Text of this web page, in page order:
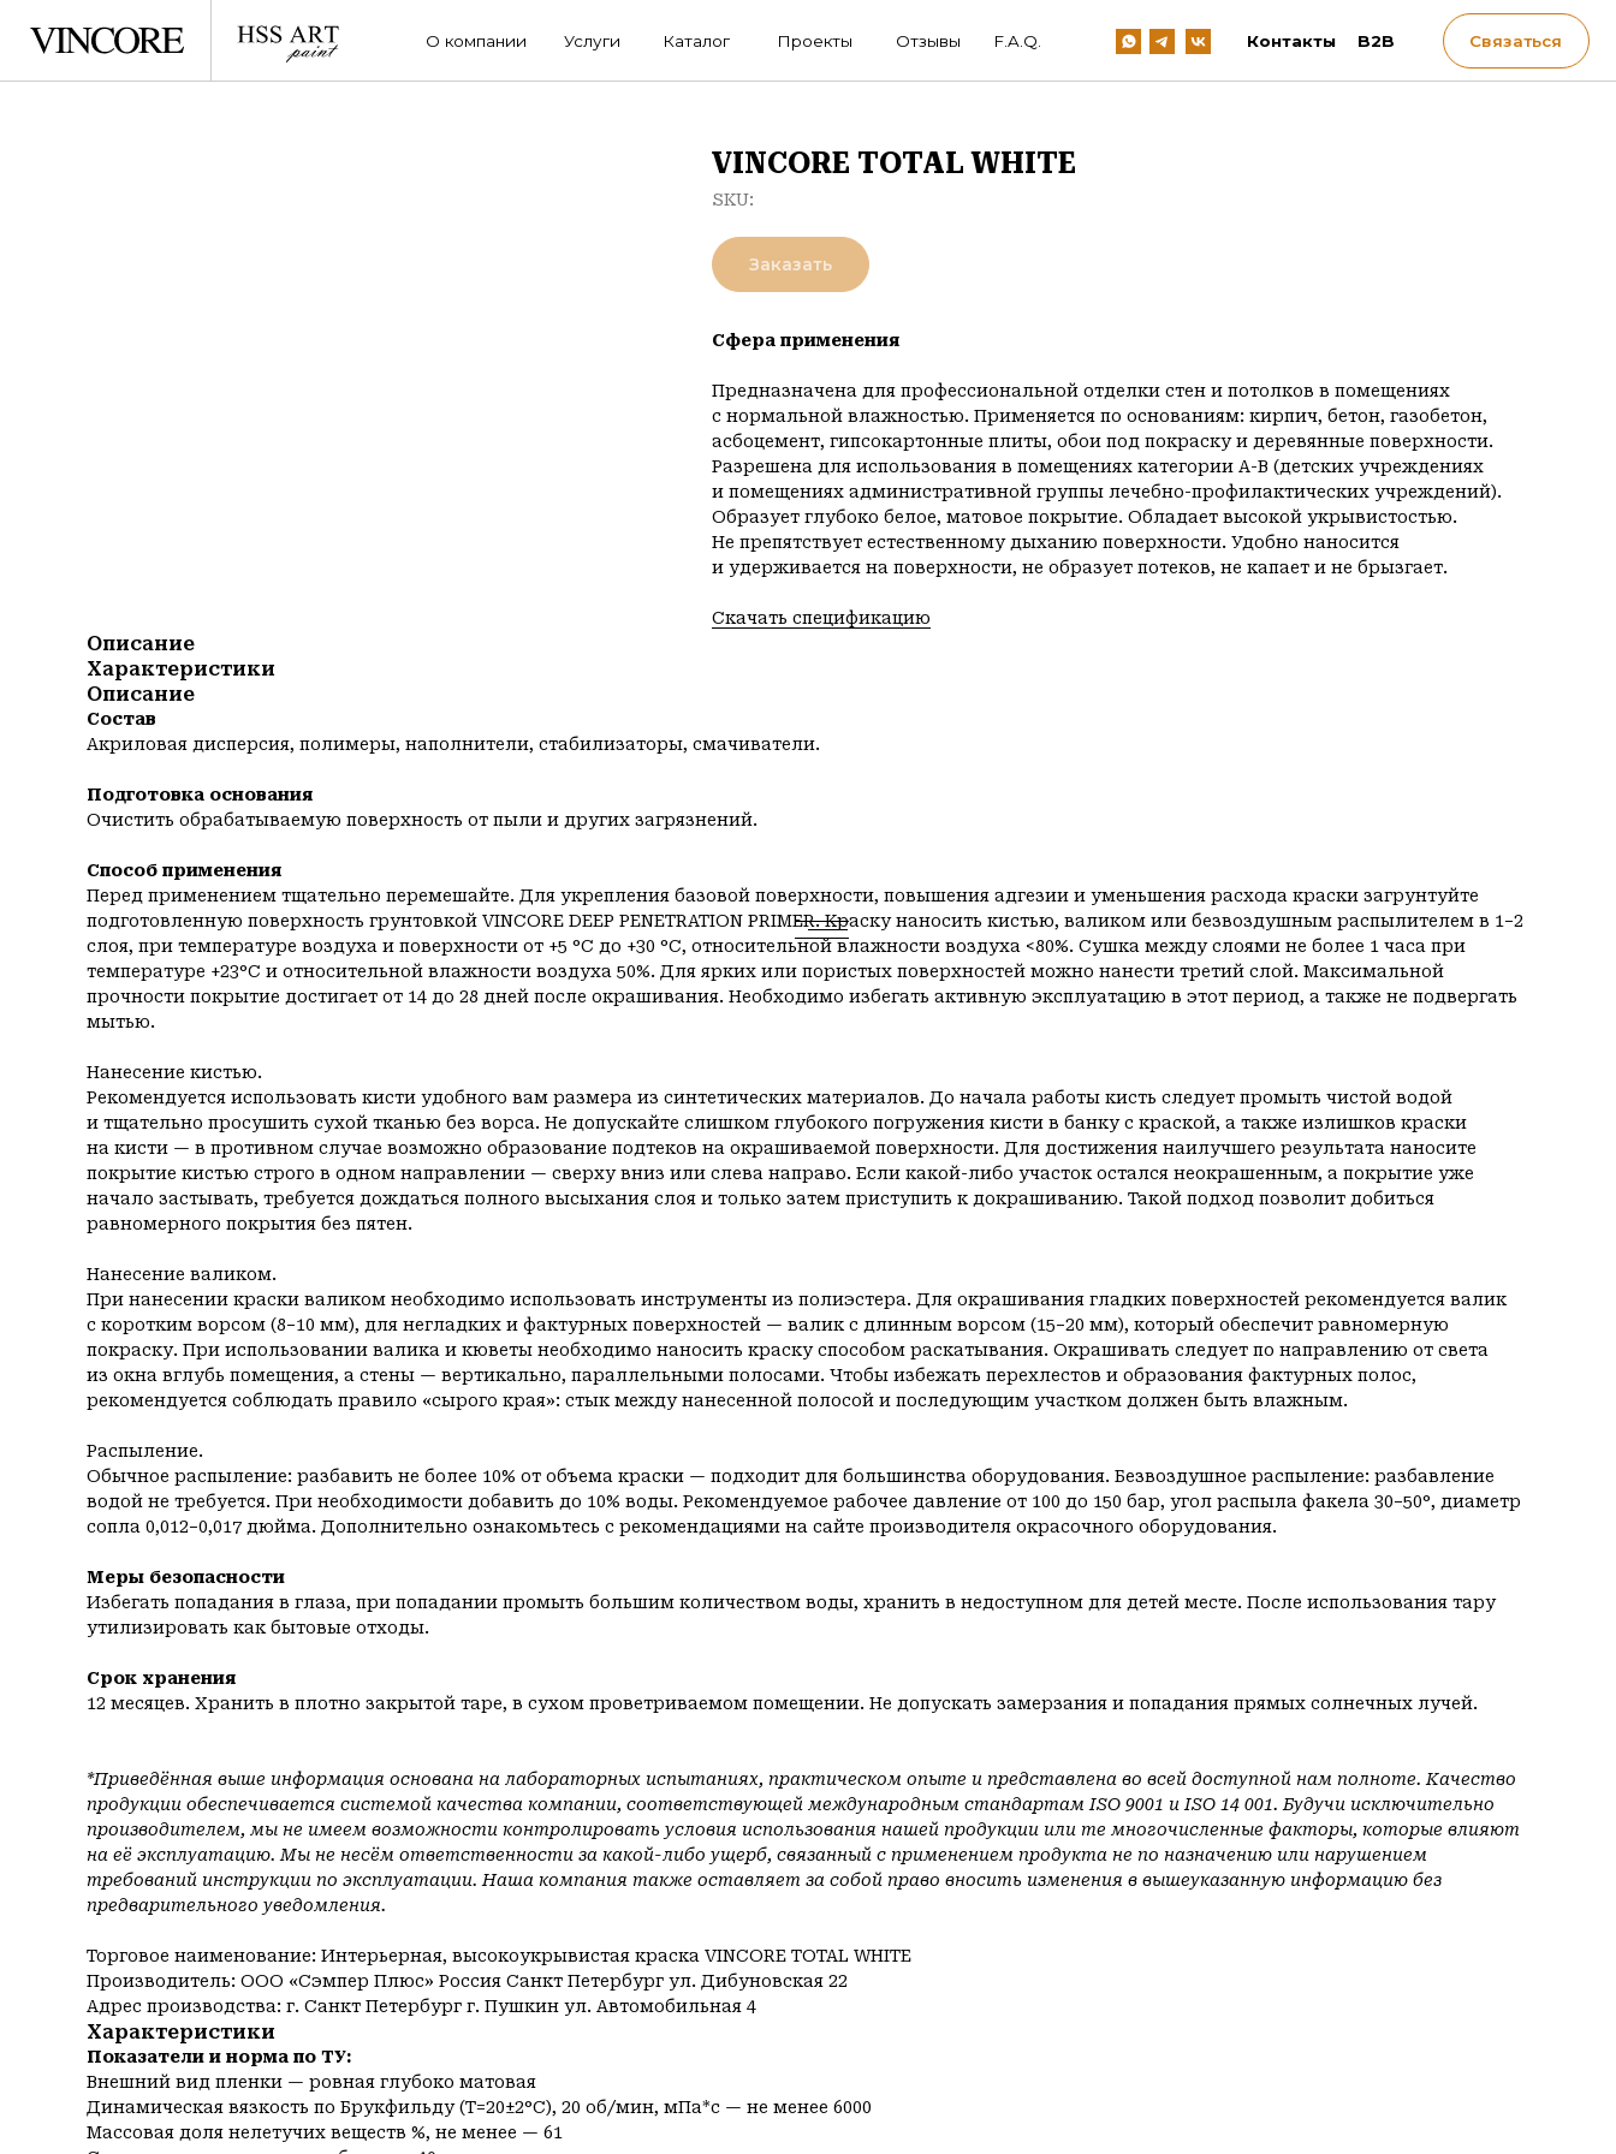
Проекты
Каталог
Услуги
О компании F.A.Q.
Отзывы Контакты Связаться
VINCORE TOTAL WHITE
SKU:
Заказать
Сфера применения
Предназначена для профессиональной отделки стен и потолков в помещениях
с нормальной влажностью. Применяется по основаниям: кирпич, бетон, газобетон,
асбоцемент, гипсокартонные плиты, обои под покраску и деревянные поверхности.
Разрешена для использования в помещениях категории А-В (детских учреждениях
и помещениях административной группы лечебно-профилактических учреждений).
Образует глубоко белое, матовое покрытие. Обладает высокой укрывистостью.
Не препятствует естественному дыханию поверхности. Удобно наносится
и удерживается на поверхности, не образует потеков, не капает и не брызгает.
Скачать спецификацию
Описание
Характеристики
Описание
Состав
Акриловая дисперсия, полимеры, наполнители, стабилизаторы, смачиватели.
Подготовка основания
Очистить обрабатываемую поверхность от пыли и других загрязнений.
Способ применения
Перед применением тщательно перемешайте. Для укрепления базовой поверхности, повышения адгезии и уменьшения расхода краски загрунтуйте
подготовленную поверхность грунтовкой VINCORE DEEP PENETRATION PRIMER. Краску наносить кистью, валиком или безвоздушным распылителем в 1−2
слоя, при температуре воздуха и поверхности от +5 °C до +30 °C, относительной влажности воздуха <80%. Сушка между слоями не более 1 часа при
температуре +23°C и относительной влажности воздуха 50%. Для ярких или пористых поверхностей можно нанести третий слой. Максимальной
прочности покрытие достигает от 14 до 28 дней после окрашивания. Необходимо избегать активную эксплуатацию в этот период, а также не подвергать
мытью.
Нанесение кистью.
Рекомендуется использовать кисти удобного вам размера из синтетических материалов. До начала работы кисть следует промыть чистой водой
и тщательно просушить сухой тканью без ворса. Не допускайте слишком глубокого погружения кисти в банку с краской, а также излишков краски
на кисти — в противном случае возможно образование подтеков на окрашиваемой поверхности. Для достижения наилучшего результата наносите
покрытие кистью строго в одном направлении — сверху вниз или слева направо. Если какой-либо участок остался неокрашенным, а покрытие уже
начало застывать, требуется дождаться полного высыхания слоя и только затем приступить к докрашиванию. Такой подход позволит добиться
равномерного покрытия без пятен.
Нанесение валиком.
При нанесении краски валиком необходимо использовать инструменты из полиэстера. Для окрашивания гладких поверхностей рекомендуется валик
с коротким ворсом (8−10 мм), для негладких и фактурных поверхностей — валик с длинным ворсом (15−20 мм), который oбеспечит равномерную
покраску. При использовании валика и кюветы необходимо наносить краску способом раскатывания. Окрашивать следует по направлению от света
из окна вглубь помещения, а стены — вертикально, параллельными полосами. Чтобы избежать перехлестов и образования фактурных полос,
рекомендуется соблюдать правило «сырого края»: стык между нанесенной полосой и последующим участком должен быть влажным.
Распыление.
Обычное распыление: разбавить не более 10% от объема краски — подходит для большинства оборудования. Безвоздушное распыление: разбавление
водой не требуется. При необходимости добавить до 10% воды. Рекомендуемое рабочее давление от 100 до 150 бар, угол распыла факела 30−50°, диаметр
сопла 0,012−0,017 дюйма. Дополнительно ознакомьтесь с рекомендациями на сайте производителя окрасочного оборудования.
Меры безопасности
Избегать попадания в глаза, при попадании промыть большим количеством воды, хранить в недоступном для детей месте. После использования тару
утилизировать как бытовые отходы.
Срок хранения
12 месяцев. Хранить в плотно закрытой таре, в сухом проветриваемом помещении. Не допускать замерзания и попадания прямых солнечных лучей.
*Приведённая выше информация основана на лабораторных испытаниях, практическом опыте и представлена во всей доступной нам полноте. Качество
продукции обеспечивается системой качества компании, соответствующей международным стандартам ISO 9001 и ISO 14 001. Будучи исключительно
производителем, мы не имеем возможности контролировать условия использования нашей продукции или те многочисленные факторы, которые влияют
на её эксплуатацию. Мы не несём ответственности за какой-либо ущерб, связанный с применением продукта не по назначению или нарушением
требований инструкции по эксплуатации. Наша компания также оставляет за собой право вносить изменения в вышеуказанную информацию без
предварительного уведомления.
Торговое наименование: Интерьерная, высокоукрывистая краска VINCORE TOTAL WHITE
Производитель: ООО «Сэмпер Плюс» Россия Санкт Петербург ул. Дибуновская 22
Адрес производства: г. Санкт Петербург г. Пушкин ул. Автомобильная 4
Характеристики
Показатели и норма по ТУ:
Внешний вид пленки — ровная глубоко матовая
Динамическая вязкость по Брукфильду (T=20±2°C), 20 об/мин, мПа*с — не менее 6000
Массовая доля нелетучих веществ %, не менее — 61